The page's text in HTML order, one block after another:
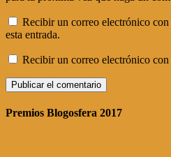
Recibir un correo electrónico
esta entrada.
Recibir un correo electrónico con
Premios Blogosfera 2017